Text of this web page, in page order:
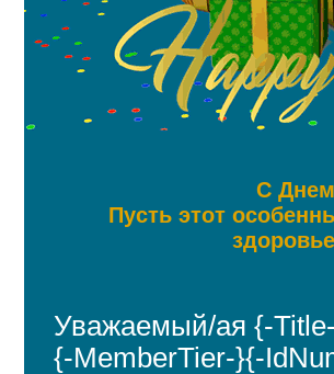
С
Пусть этот
Уважаемый/ая {-
{-MemberTier-}{-